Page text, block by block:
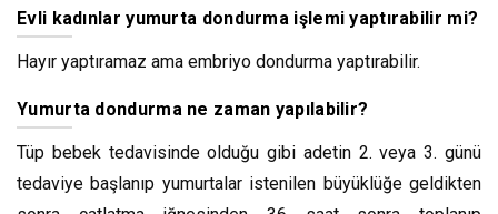
Evli kadınlar yumurta dondurma işlemi yaptırabilir mi?
Hayır yaptıramaz ama embriyo dondurma yaptırabilir.
Yumurta dondurma ne zaman yapılabilir?
Tüp bebek tedavisinde olduğu gibi adetin 2. veya 3. günü
tedaviye başlanıp yumurtalar istenilen büyüklüğe geldikten